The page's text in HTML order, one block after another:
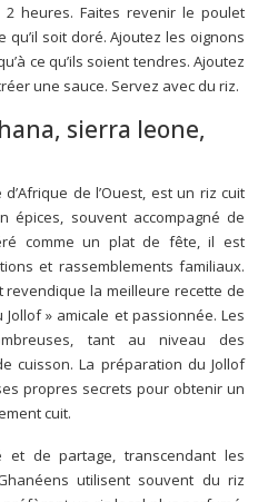
heures. Faites revenir le poulet
qu’il soit doré. Ajoutez les oignons
ce qu’ils soient tendres. Ajoutez
une sauce. Servez avec du riz.
sierra leone,
de l’Ouest, est un riz cuit
épices, souvent accompagné de
comme un plat de fête, il est
et rassemblements familiaux.
revendique la meilleure recette de
» amicale et passionnée. Les
tant au niveau des
cuisson. La préparation du Jollof
propres secrets pour obtenir un
cuit.
et de partage, transcendant les
utilisent souvent du riz